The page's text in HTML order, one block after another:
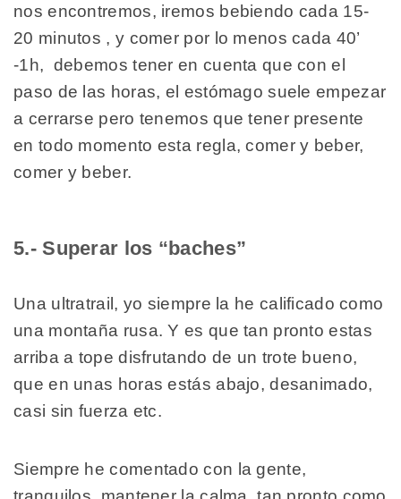
nos encontremos, iremos bebiendo cada 15-
20 minutos , y comer por lo menos cada 40’
-1h, debemos tener en cuenta que con el
paso de las horas, el estómago suele empezar
a cerrarse pero tenemos que tener presente
en todo momento esta regla, comer y beber,
comer y beber.
5.- Superar los “baches”
Una ultratrail, yo siempre la he calificado como
una montaña rusa. Y es que tan pronto estas
arriba a tope disfrutando de un trote bueno,
que en unas horas estás abajo, desanimado,
casi sin fuerza etc.
Siempre he comentado con la gente,